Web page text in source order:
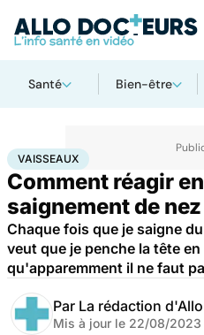
Santé Bien-être
AccueilSanté Maladies
VAISSEAUX
Comment réagir
saignement de nez
Chaque fois que je saigne
veut que je penche la tête
qu'apparemment il ne faut
Par La rédaction
Mis à jour le 22/08/2023